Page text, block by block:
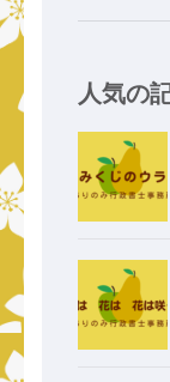
人気の